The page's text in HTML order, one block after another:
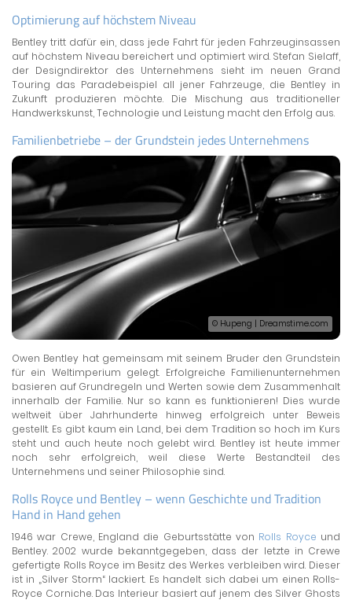
Optimierung auf höchstem Niveau
Bentley tritt dafür ein, dass jede Fahrt für jeden Fahrzeuginsassen
auf höchstem Niveau bereichert und optimiert wird. Stefan Sielaff,
der Designdirektor des Unternehmens sieht im neuen Grand
Touring das Paradebeispiel all jener Fahrzeuge, die Bentley in
Zukunft produzieren möchte. Die Mischung aus traditioneller
Handwerkskunst, Technologie und Leistung macht den Erfolg aus.
Familienbetriebe – der Grundstein jedes Unternehmens
© Hupeng | Dreamstime.com
Owen Bentley hat gemeinsam mit seinem Bruder den Grundstein
für ein Weltimperium gelegt. Erfolgreiche Familienunternehmen
basieren auf Grundregeln und Werten sowie dem Zusammenhalt
innerhalb der Familie. Nur so kann es funktionieren! Dies wurde
weltweit über Jahrhunderte hinweg erfolgreich unter Beweis
gestellt. Es gibt kaum ein Land, bei dem Tradition so hoch im Kurs
steht und auch heute noch gelebt wird. Bentley ist heute immer
noch sehr erfolgreich, weil diese Werte Bestandteil des
Unternehmens und seiner Philosophie sind.
Rolls Royce und Bentley – wenn Geschichte und Tradition
Hand in Hand gehen
1946 war Crewe, England die Geburtsstätte von Rolls Royce und
Bentley. 2002 wurde bekanntgegeben, dass der letzte in Crewe
gefertigte Rolls Royce im Besitz des Werkes verbleiben wird. Dieser
ist in „Silver Storm“ lackiert. Es handelt sich dabei um einen Rolls-
Royce Corniche. Das Interieur basiert auf jenem des Silver Ghosts